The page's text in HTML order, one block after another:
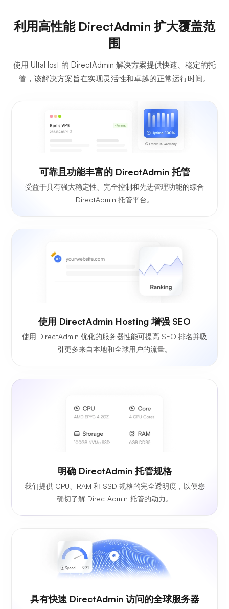
利用高性能 DirectAdmin 扩大覆盖范
围
使用 UltaHost 的 DirectAdmin 解决方案提供快速、稳定的托
管，该解决方案旨在实现灵活性和卓越的正常运行时间。
可靠且功能丰富的 DirectAdmin 托管
受益于具有强大稳定性、完全控制和先进管理功能的综合
DirectAdmin 托管平台。
使用 DirectAdmin Hosting 增强 SEO
使用 DirectAdmin 优化的服务器性能可提高 SEO 排名并吸
引更多来自本地和全球用户的流量。
明确 DirectAdmin 托管规格
我们提供 CPU、RAM 和 SSD 规格的完全透明度，以便您
确切了解 DirectAdmin 托管的动力。
具有快速 DirectAdmin 访问的全球服务器